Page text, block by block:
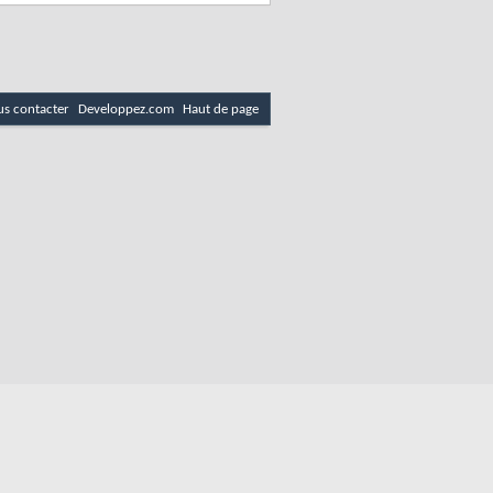
contacter Developpez.com Haut de page